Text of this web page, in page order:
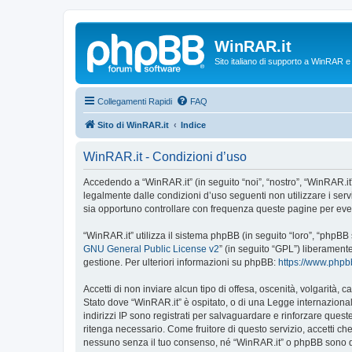
WinRAR.it
Sito italiano di supporto a WinRAR
Collegamenti Rapidi FAQ
Sito di WinRAR.it Indice
WinRAR.it - Condizioni d’uso
Accedendo a “WinRAR.it” (in seguito “noi”, “nostro”,
legalmente dalle condizioni d’uso seguenti non utilizzare i
sia opportuno controllare con frequenza queste pagine per
“WinRAR.it” utilizza il sistema phpBB (in seguito “loro”,
GNU General Public License v2” (in seguito “GPL”)
gestione. Per ulteriori informazioni su phpBB: https://
Accetti di non inviare alcun tipo di offesa, oscenità, volgarità,
Stato dove “WinRAR.it” è ospitato, o di una Legge
indirizzi IP sono registrati per salvaguardare e rinforzare
ritenga necessario. Come fruitore di questo servizio, accetti
nessuno senza il tuo consenso, né “WinRAR.it” o phpBB